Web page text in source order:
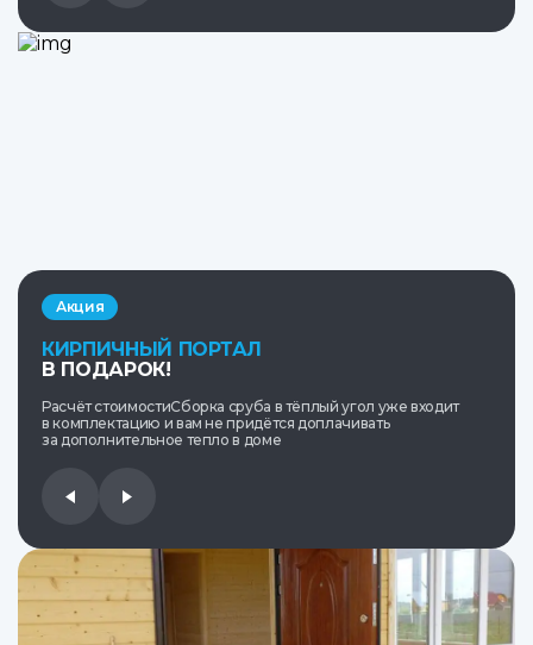
Акция
КИРПИЧНЫЙ ПОРТАЛ
В ПОДАРОК!
Расчёт стоимостиСборка сруба в тёплый угол уже входит
в комплектацию и вам не придётся доплачивать
за дополнительное тепло в доме